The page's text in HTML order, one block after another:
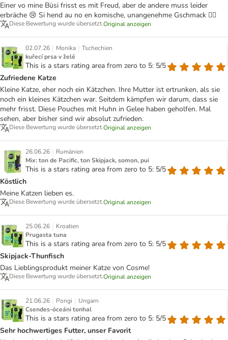
Einer vo mine Büsi frisst es mit Freud, aber de andere muss leider
erbräche 😢 Si hend au no en komische, unangenehme Gschmack 🤷‍♀️
Diese Bewertung wurde übersetzt.Original anzeigen
02.07.26 | Monika | Tschechien
kuřecí prsa v želé
This is a stars rating area from zero to 5: 5/5
Zufriedene Katze
Kleine Katze, eher noch ein Kätzchen. Ihre Mutter ist ertrunken, als sie
noch ein kleines Kätzchen war. Seitdem kämpfen wir darum, dass sie
mehr frisst. Diese Pouches mit Huhn in Gelee haben geholfen. Mal
sehen, aber bisher sind wir absolut zufrieden.
Diese Bewertung wurde übersetzt.Original anzeigen
26.06.26 | Rumänien
Mix: ton de Pacific, ton Skipjack, somon, pui
This is a stars rating area from zero to 5: 5/5
Köstlich
Meine Katzen lieben es.
Diese Bewertung wurde übersetzt.Original anzeigen
25.06.26 | Kroatien
Prugasta tuna
This is a stars rating area from zero to 5: 5/5
Skipjack-Thunfisch
Das Lieblingsprodukt meiner Katze von Cosme!
Diese Bewertung wurde übersetzt.Original anzeigen
21.06.26 | Pongi | Ungarn
Csendes-óceáni tonhal
This is a stars rating area from zero to 5: 5/5
Sehr hochwertiges Futter, unser Favorit